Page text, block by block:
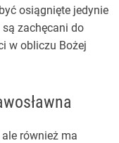
osiągnięte jedynie
są zachęcani do
w obliczu Bożej
również ma